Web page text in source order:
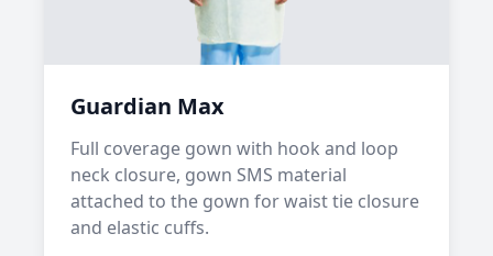
Guardian Max
Full coverage gown with hook and loop
neck closure, gown SMS material
attached to the gown for waist tie closure
and elastic cuffs.